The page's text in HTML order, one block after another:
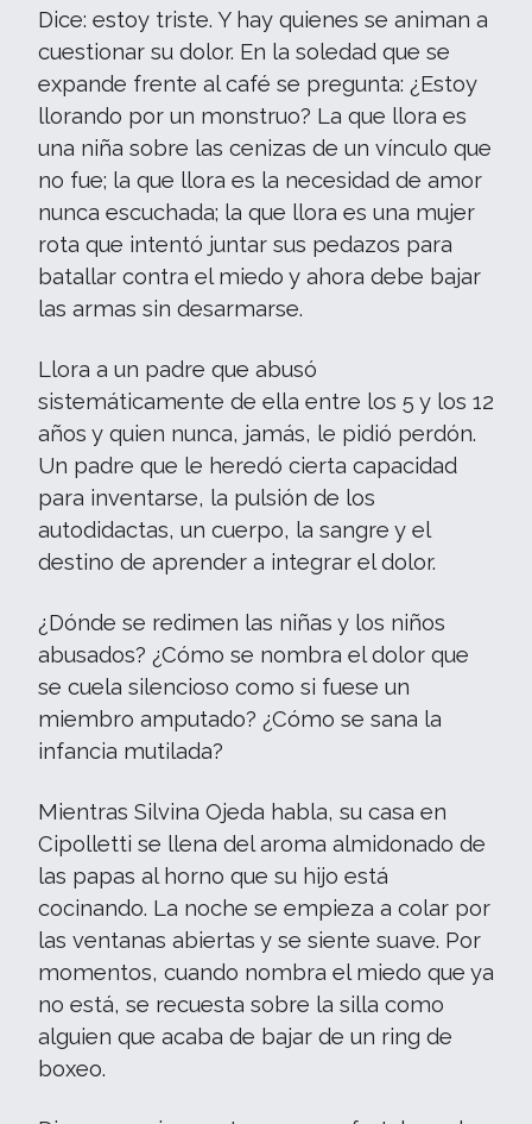
Dice: estoy triste. Y hay quienes se animan a
cuestionar su dolor. En la soledad que se
expande frente al café se pregunta: ¿Estoy
llorando por un monstruo? La que llora es
una niña sobre las cenizas de un vínculo que
no fue; la que llora es la necesidad de amor
nunca escuchada; la que llora es una mujer
rota que intentó juntar sus pedazos para
batallar contra el miedo y ahora debe bajar
las armas sin desarmarse.
Llora a un padre que abusó
sistemáticamente de ella entre los 5 y los 12
años y quien nunca, jamás, le pidió perdón.
Un padre que le heredó cierta capacidad
para inventarse, la pulsión de los
autodidactas, un cuerpo, la sangre y el
destino de aprender a integrar el dolor.
¿Dónde se redimen las niñas y los niños
abusados? ¿Cómo se nombra el dolor que
se cuela silencioso como si fuese un
miembro amputado? ¿Cómo se sana la
infancia mutilada?
Mientras Silvina Ojeda habla, su casa en
Cipolletti se llena del aroma almidonado de
las papas al horno que su hijo está
cocinando. La noche se empieza a colar por
las ventanas abiertas y se siente suave. Por
momentos, cuando nombra el miedo que ya
no está, se recuesta sobre la silla como
alguien que acaba de bajar de un ring de
boxeo.